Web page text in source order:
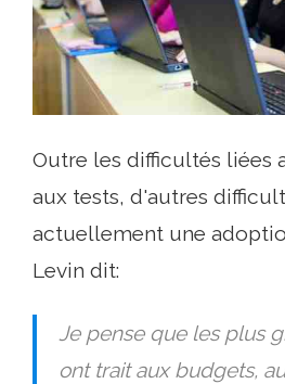
Outre les difficultés liées
aux tests, d'autres
actuellement une
Levin dit:
Je pense que les plus
ont trait aux budgets,